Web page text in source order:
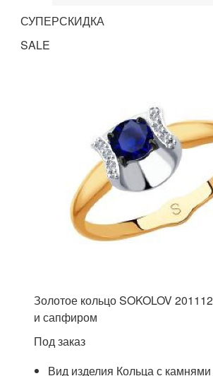
СУПЕРСКИДКА
SALE
Золотое кольцо SOKOLOV
и сапфиром
Под заказ
Вид изделия Кольца с камнями